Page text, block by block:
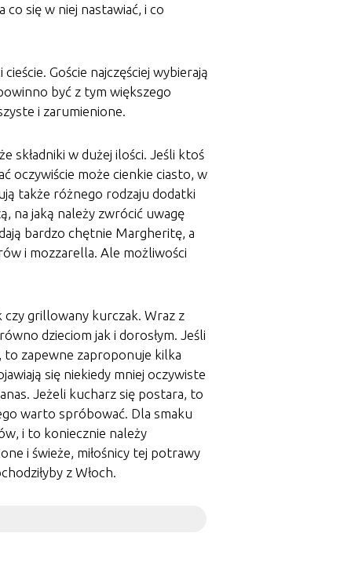
co się w niej nastawiać, i co
Goście najczęściej wybierają
być z tym większego
i zarumienione.
składniki w dużej ilości. Jeśli ktoś
oczywiście może cienkie ciasto, w
także różnego rodzaju dodatki
na jaką należy zwrócić uwagę
bardzo chętnie Margheritę, a
i mozzarella. Ale możliwości
czy grillowany kurczak. Wraz z
dzieciom jak i dorosłym. Jeśli
to zapewne zaproponuje kilka
się niekiedy mniej oczywiste
Jeżeli kucharz się postara, to
warto spróbować. Dla smaku
i to koniecznie należy
i świeże, miłośnicy tej potrawy
z Włoch.